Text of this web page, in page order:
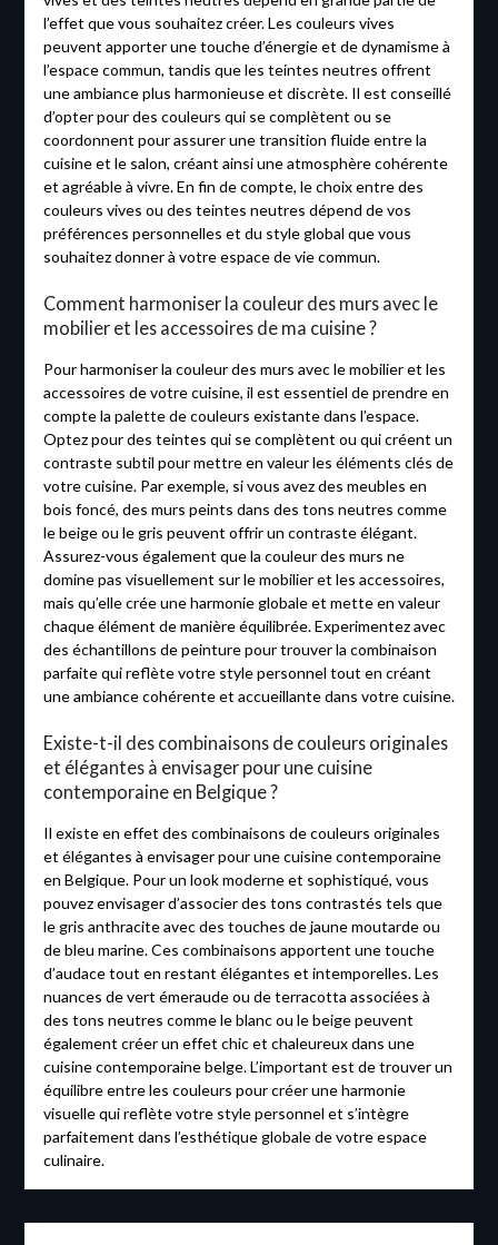
l’effet que vous souhaitez créer. Les couleurs vives
peuvent apporter une touche d’énergie et de dynamisme à
l’espace commun, tandis que les teintes neutres offrent
une ambiance plus harmonieuse et discrète. Il est conseillé
d’opter pour des couleurs qui se complètent ou se
coordonnent pour assurer une transition fluide entre la
cuisine et le salon, créant ainsi une atmosphère cohérente
et agréable à vivre. En fin de compte, le choix entre des
couleurs vives ou des teintes neutres dépend de vos
préférences personnelles et du style global que vous
souhaitez donner à votre espace de vie commun.
Comment harmoniser la couleur des murs avec le
mobilier et les accessoires de ma cuisine ?
Pour harmoniser la couleur des murs avec le mobilier et les
accessoires de votre cuisine, il est essentiel de prendre en
compte la palette de couleurs existante dans l’espace.
Optez pour des teintes qui se complètent ou qui créent un
contraste subtil pour mettre en valeur les éléments clés de
votre cuisine. Par exemple, si vous avez des meubles en
bois foncé, des murs peints dans des tons neutres comme
le beige ou le gris peuvent offrir un contraste élégant.
Assurez-vous également que la couleur des murs ne
domine pas visuellement sur le mobilier et les accessoires,
mais qu’elle crée une harmonie globale et mette en valeur
chaque élément de manière équilibrée. Experimentez avec
des échantillons de peinture pour trouver la combinaison
parfaite qui reflète votre style personnel tout en créant
une ambiance cohérente et accueillante dans votre cuisine.
Existe-t-il des combinaisons de couleurs originales
et élégantes à envisager pour une cuisine
contemporaine en Belgique ?
Il existe en effet des combinaisons de couleurs originales
et élégantes à envisager pour une cuisine contemporaine
en Belgique. Pour un look moderne et sophistiqué, vous
pouvez envisager d’associer des tons contrastés tels que
le gris anthracite avec des touches de jaune moutarde ou
de bleu marine. Ces combinaisons apportent une touche
d’audace tout en restant élégantes et intemporelles. Les
nuances de vert émeraude ou de terracotta associées à
des tons neutres comme le blanc ou le beige peuvent
également créer un effet chic et chaleureux dans une
cuisine contemporaine belge. L’important est de trouver un
équilibre entre les couleurs pour créer une harmonie
visuelle qui reflète votre style personnel et s’intègre
parfaitement dans l’esthétique globale de votre espace
culinaire.